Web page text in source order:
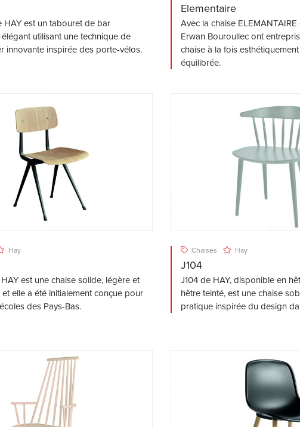
HAY est un tabouret de bar
utilisant une technique de
innovante inspirée des porte-vélos.
Elementaire
Avec la chaise
Erwan Bouroullec ont
chaise à la fois
équilibrée.
Hay
est une chaise solide, légère et
elle a été initialement conçue pour
des Pays-Bas.
Chaises Hay
J104
J104 de HAY, disponible en
hêtre teinté, est une chaise
pratique inspirée du design